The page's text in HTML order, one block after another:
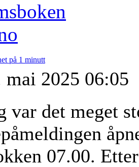
på 1 minutt
mai 2025 06:05
var det meget
07.00.